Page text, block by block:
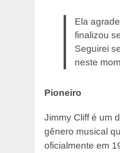
Ela
finalizou
Seguirei
neste
Pioneiro
Jimmy Cliff é um
gênero musical
oficialmente em